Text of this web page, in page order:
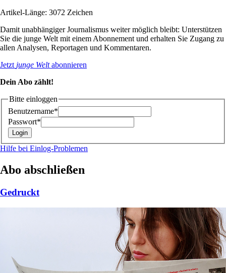
Artikel-Länge: 3072 Zeichen
Damit unabhängiger Journalismus weiter möglich bleibt: Unterstützen
Sie die junge Welt mit einem Abonnement und erhalten Sie Zugang zu
allen Analysen, Reportagen und Kommentaren.
Jetzt junge Weltabonnieren
Dein Abo zählt!
Bitte einloggen
Benutzername*
Passwort*
Hilfe bei Einlog-Problemen
Abo abschließen
Gedruckt